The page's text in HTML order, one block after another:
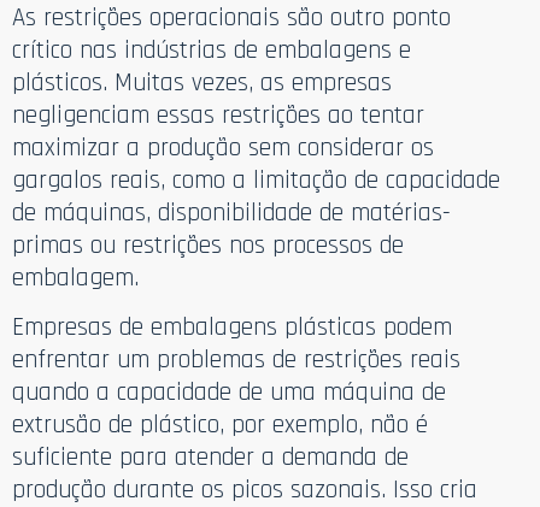
As restrições operacionais são outro ponto
crítico nas indústrias de embalagens e
plásticos. Muitas vezes, as empresas
negligenciam essas restrições ao tentar
maximizar a produção sem considerar os
gargalos reais, como a limitação de capacidade
de máquinas, disponibilidade de matérias-
primas ou restrições nos processos de
embalagem.
Empresas de embalagens plásticas podem
enfrentar um problemas de restrições reais
quando a capacidade de uma máquina de
extrusão de plástico, por exemplo, não é
suficiente para atender a demanda de
produção durante os picos sazonais. Isso cria